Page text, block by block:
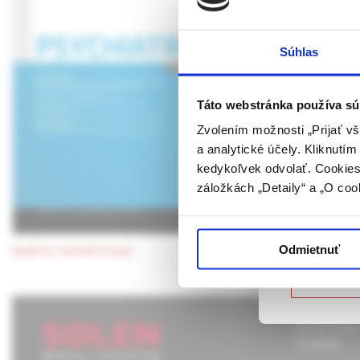
Súhlas
Táto webstránka používa
Zvolením možnosti „Prijať
a analytické účely.
kedykoľvek odvolať.
záložkách „Detaily“ a „O
Odmietnuť
etiology,
possibilities.
Keywords:epileptic
psychogenic
About Solen
Táto
rozumie
Potvrdením
vyššie
určené